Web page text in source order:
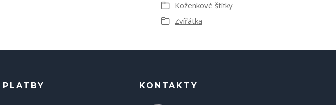
Koženkové štítky
Zvířátka
PLATBY KONTAKTY